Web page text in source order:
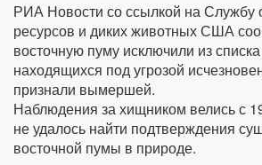
РИА Новости со ссылкой на
ресурсов и диких животных США
восточную пуму исключили из
находящихся под угрозой
признали вымершей.
Наблюдения за хищником велись с
не удалось найти подтверждения
восточной пумы в природе.